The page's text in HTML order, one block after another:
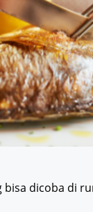
dicoba di